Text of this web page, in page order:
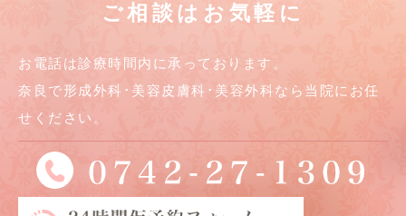
ご相談はお気軽に
お電話は診療時間内に承っております。
奈良で形成外科･美容皮膚科･美容外科なら当院にお任
せください。